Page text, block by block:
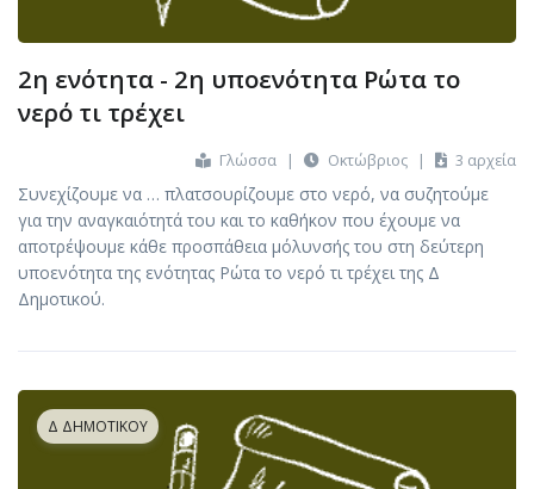
2η ενότητα - 2η υποενότητα Ρώτα το
νερό τι τρέχει
Γλώσσα | Οκτώβριος | 3 αρχεία
Συνεχίζουμε να … πλατσουρίζουμε στο νερό, να συζητούμε
για την αναγκαιότητά του και το καθήκον που έχουμε να
αποτρέψουμε κάθε προσπάθεια μόλυνσής του στη δεύτερη
υποενότητα της ενότητας Ρώτα το νερό τι τρέχει της Δ
Δημοτικού.
Δ ΔΗΜΟΤΙΚΟΎ